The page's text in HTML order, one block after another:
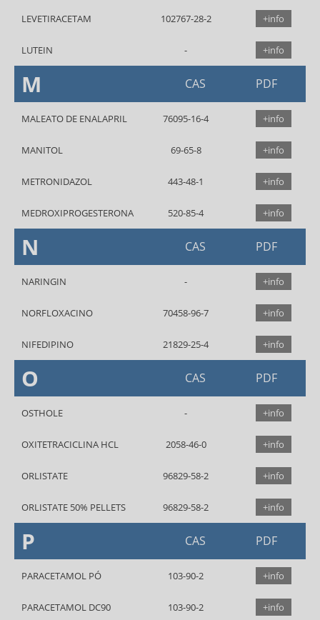
LEVETIRACETAM 102767-28-2 +info
LUTEIN +info
M CAS PDF
MALEATO DE ENALAPRIL 76095-16-4 +info
MANITOL 69-65-8 +info
METRONIDAZOL 443-48-1 +info
MEDROXIPROGESTERONA 520-85-4 +info
N CAS PDF
NARINGIN +info
NORFLOXACINO 70458-96-7 +info
NIFEDIPINO 21829-25-4 +info
O CAS PDF
OSTHOLE +info
OXITETRACICLINA HCL 2058-46-0 +info
ORLISTATE 96829-58-2 +info
ORLISTATE 50% PELLETS 96829-58-2 +info
P CAS PDF
PARACETAMOL PÓ 103-90-2 +info
PARACETAMOL DC90 103-90-2 +info